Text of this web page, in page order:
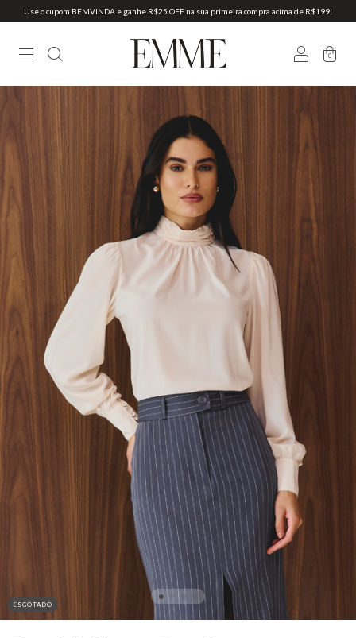
Use o cupom BEMVINDA e ganhe R$25 OFF na sua primeira compra acima de R$199!
0
ESGOTADO